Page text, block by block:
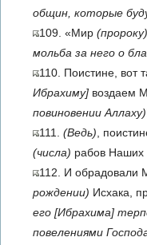
общин, которые
109. «Мир (пророку)
мольба за него о
110. Поистине, вот
Ибрахиму] воздаем
повиновении Аллаху)
111. (Ведь) ,
(числа) рабов
112. И обрадовали
рождении) Исхака,
его [Ибрахима]
повелениями